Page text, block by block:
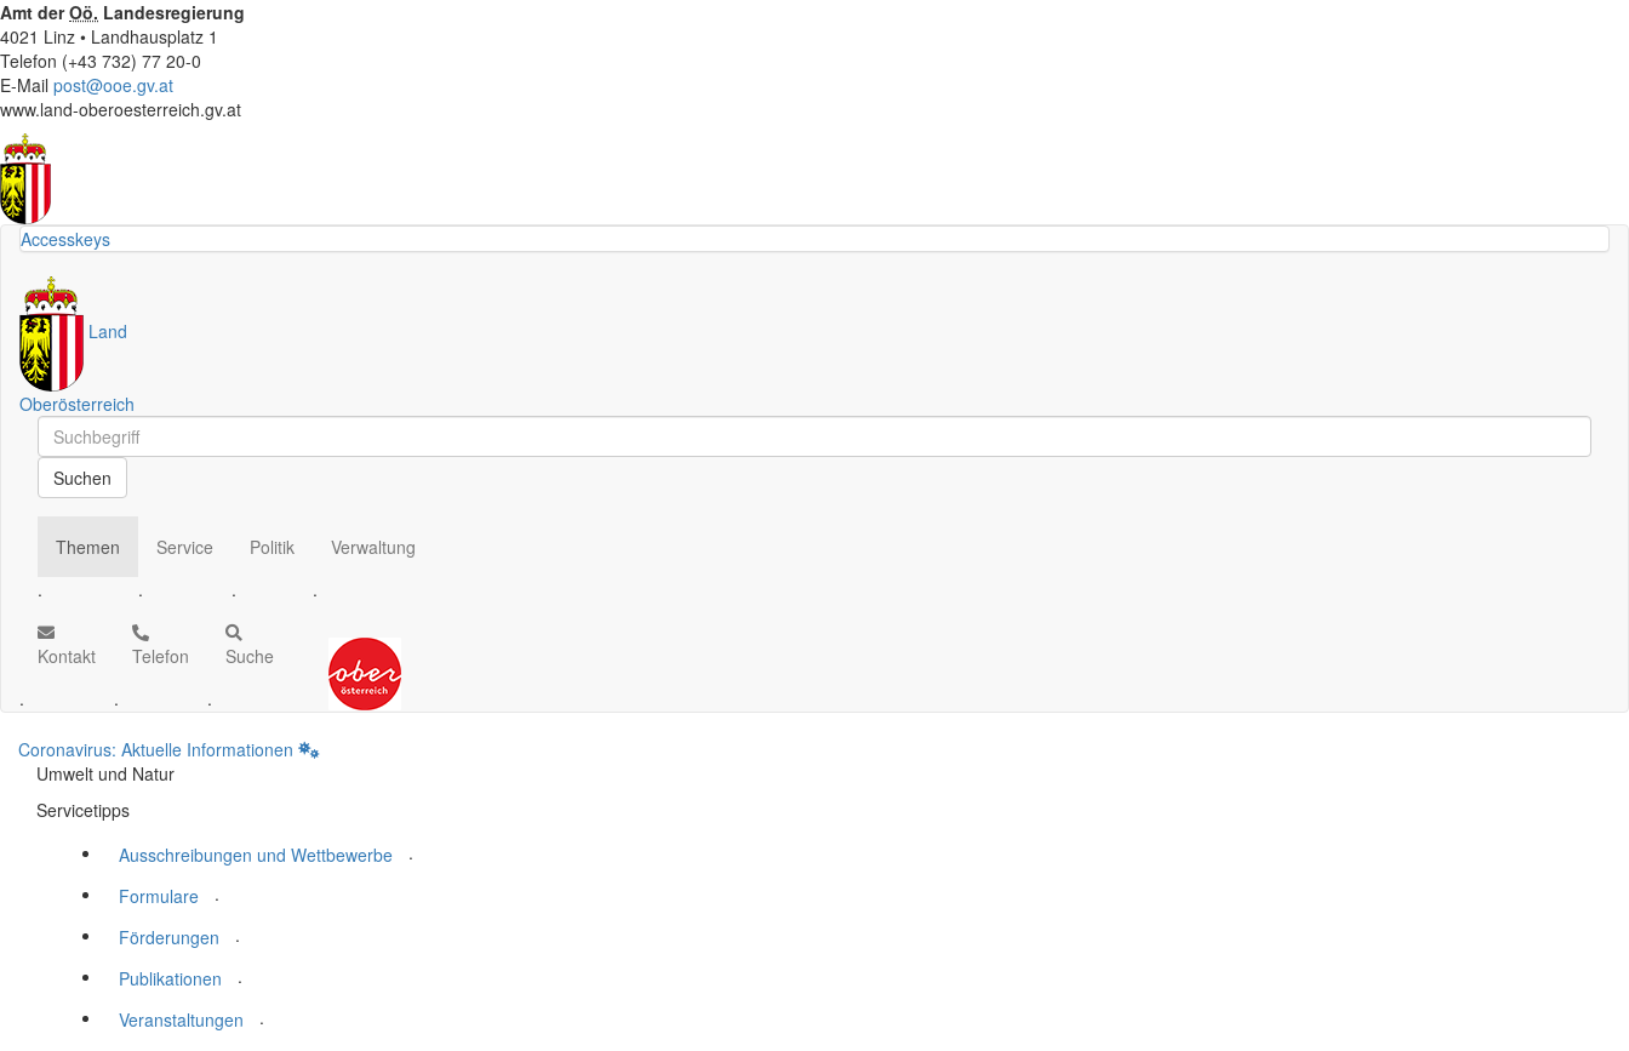
Amt derOö. Landesregierung
4021 Linz • Landhausplatz 1
Telefon (+43 732) 77 20-0
E-Mail post@ooe.gv.at
www.land-oberoesterreich.gv.at
Accesskeys
Land
Oberösterreich
Schnellsuche
Schnellsuche
Suchen
Themen
.
Service
.
Politik
.
Verwaltung
.
Kontakt
.
Telefon
.
Suche
.
Coronavirus: Aktuelle Informationen
Umwelt und Natur
Servicetipps
Ausschreibungen und Wettbewerbe
.
Formulare
.
Förderungen
.
Publikationen
.
Veranstaltungen
.